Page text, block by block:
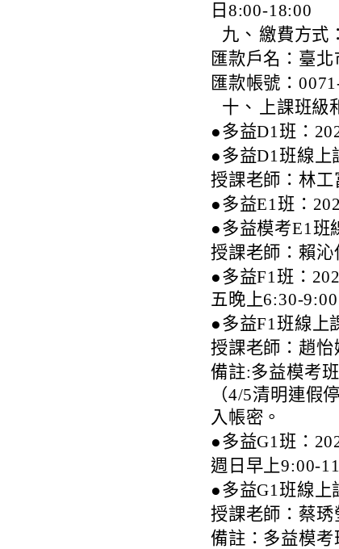
日8:00-18:00
九、 繳費方式
匯款戶名：臺
匯款帳號：
十、
上課班級
●多益D1班：
●多益D1班線上
授課老師：林工
●多益E1班：
●多益模考E1班
授課老師：賴沁
●多益F1班：
五晚上6:30-9:00
●多益F1班線上
授課老師：趙怡
備註:多益模考
（4/5清明連假
入帳密。
●多益G1班：
週日早上9:00-
●多益G1班線上
授課老師：蔡琇
備註：多益模